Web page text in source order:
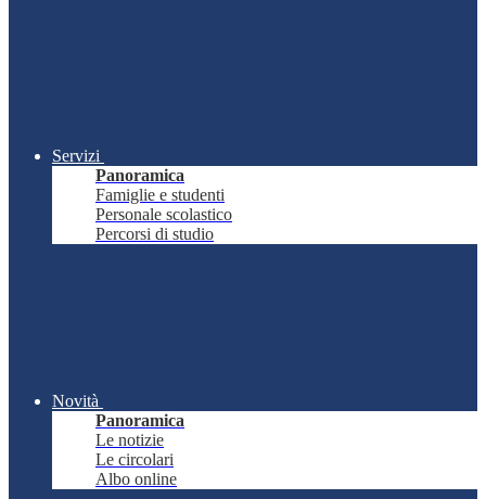
Servizi
Panoramica
Famiglie e studenti
Personale scolastico
Percorsi di studio
Novità
Panoramica
Le notizie
Le circolari
Albo online